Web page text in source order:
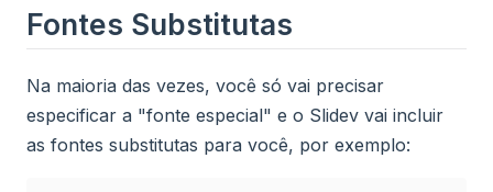
Fontes Substitutas
Na maioria das vezes, você só vai precisar
especificar a "fonte especial" e o Slidev vai incluir
as fontes substitutas para você, por exemplo: